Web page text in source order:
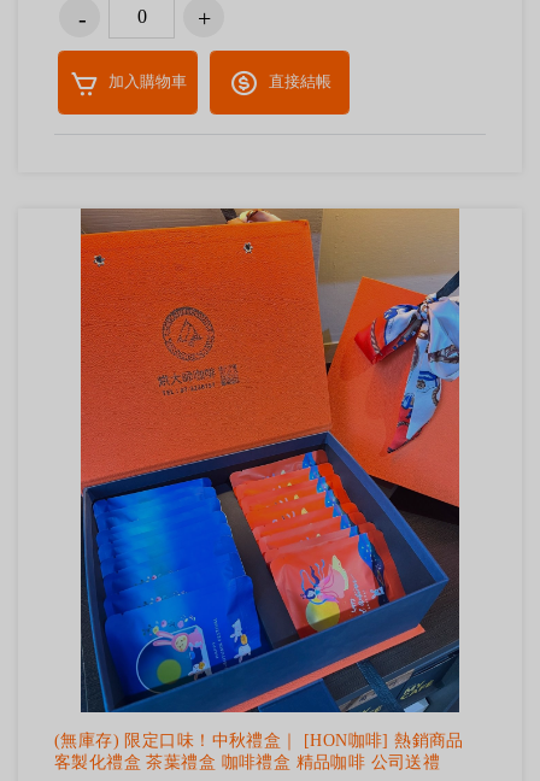
加入購物車 直接結帳
(無庫存) 限定口味！中秋禮盒｜ [HON咖啡] 熱銷商品
客製化禮盒 茶葉禮盒 咖啡禮盒 精品咖啡 公司送禮